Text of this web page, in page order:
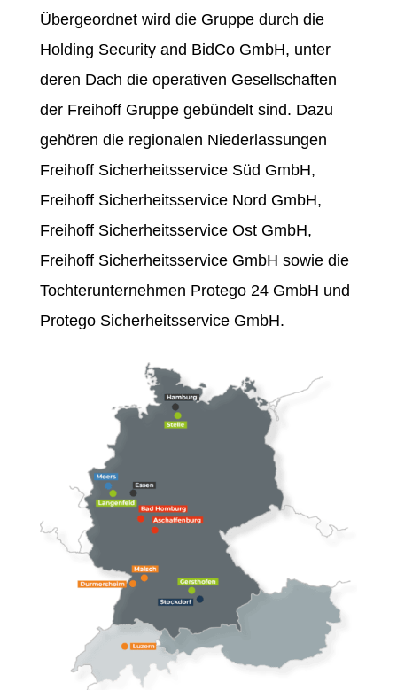
Übergeordnet wird die Gruppe durch die
Holding Security and BidCo GmbH, unter
deren Dach die operativen Gesellschaften
der Freihoff Gruppe gebündelt sind. Dazu
gehören die regionalen Niederlassungen
Freihoff Sicherheitsservice Süd GmbH,
Freihoff Sicherheitsservice Nord GmbH,
Freihoff Sicherheitsservice Ost GmbH,
Freihoff Sicherheitsservice GmbH sowie die
Tochterunternehmen Protego 24 GmbH und
Protego Sicherheitsservice GmbH.